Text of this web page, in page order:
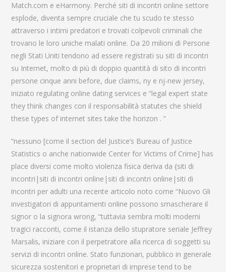
Match.com e eHarmony. Perché siti di incontri online settore
esplode, diventa sempre cruciale che tu scudo te stesso
attraverso i intimi predatori e trovati colpevoli criminali che
trovano le loro uniche malati online. Da 20 milioni di Persone
negli Stati Uniti tendono ad essere registrati su siti di incontri
su Internet, molto di più di doppio quantità di sito di incontri
persone cinque anni before, due claims, ny e nj-new jersey,
iniziato regulating online dating services e “legal expert state
they think changes con il responsabilità statutes che shield
these types of internet sites take the horizon . “
“nessuno [come il section del Justice’s Bureau of Justice
Statistics o anche nationwide Center for Victims of Crime] has
place diversi come molto violenza fisica deriva da {siti di
incontri|siti di incontri online|siti di incontri online|siti di
incontri per adulti una recente articolo noto come “Nuovo Gli
investigatori di appuntamenti online possono smascherare il
signor o la signora wrong, “tuttavia sembra molti moderni
tragici racconti, come il istanza dello stupratore seriale Jeffrey
Marsalis, iniziare con il perpetratore alla ricerca di soggetti su
servizi di incontri online. Stato funzionari, pubblico in generale
sicurezza sostenitori e proprietari di imprese tend to be